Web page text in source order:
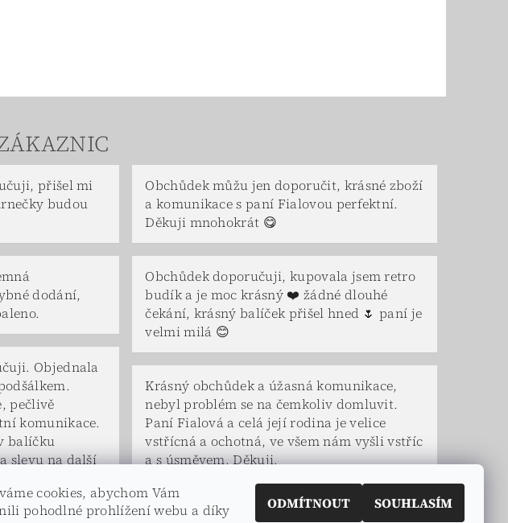
přišel mi
budou
dodání,
Objednala
pečlivě
komunikace.
balíčku
slevu na další
se jen tak
a napsal tak
majitelka si
Obchůdek můžu jen doporučit, krásné zboží
a komunikace s paní Fialovou perfektní.
Děkuji mnohokrát 😋
Obchůdek doporučuji, kupovala jsem retro
budík a je moc krásný ❤️ žádné dlouhé
čekání, krásný balíček přišel hned 🌷 paní je
velmi milá 😊
Krásný obchůdek a úžasná komunikace,
nebyl problém se na čemkoliv domluvit.
Paní Fialová a celá její rodina je velice
vstřícná a ochotná, ve všem nám vyšli vstříc
a s úsměvem. Děkuji.
cookies, abychom Vám
pohodlné prohlížení webu a díky
ODMÍTNOUT SOUHLASÍM